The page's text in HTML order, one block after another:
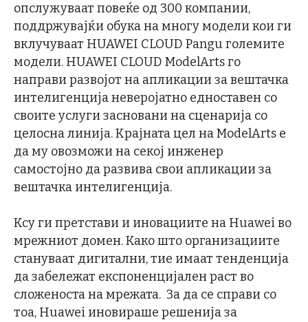
опслужуваат повеќе од 300 компании,
поддржувајќи обука на многу модели кои ги
вклучуваат HUAWEI CLOUD Pangu големите
модели. HUAWEI CLOUD ModelArts го
направи развојот на апликации за вештачка
интелигенција неверојатно едноставен со
своите услуги засновани на сценарија со
целосна линија. Крајната цел на ModelArts е
да му овозможи на секој инженер
самостојно да развива свои апликации за
вештачка интелигенција.
Ксу ги претстави и иновациите на Huawei во
мрежниот домен. Како што организациите
стануваат дигитални, тие имаат тенденција
да забележат експоненцијален раст во
сложеноста на мрежата. За да се справи со
тоа, Huawei иновираше решенија за